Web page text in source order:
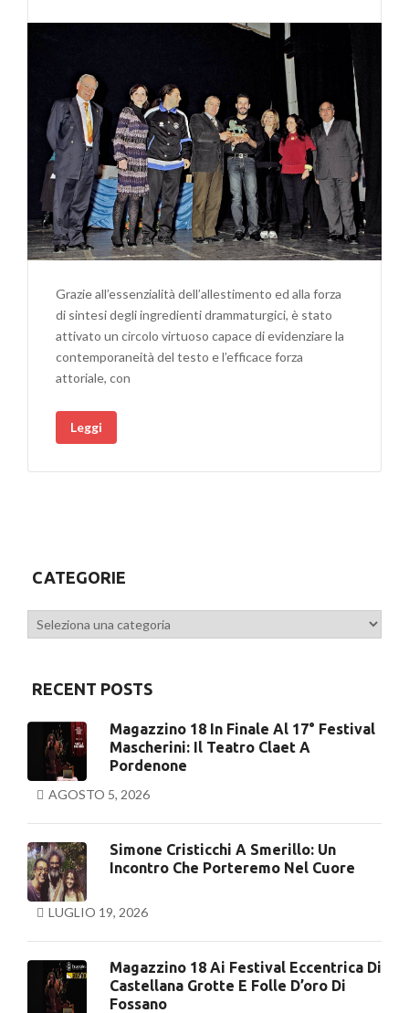
Grazie all’essenzialità dell’allestimento ed alla forza
di sintesi degli ingredienti drammaturgici, è stato
attivato un circolo virtuoso capace di evidenziare la
contemporaneità del testo e l’efficace forza
attoriale, con
Leggi
CATEGORIE
Categorie
RECENT POSTS
Magazzino 18 In Finale Al 17° Festival
Mascherini: Il Teatro Claet A
Pordenone
AGOSTO 5, 2026
Simone Cristicchi A Smerillo: Un
Incontro Che Porteremo Nel Cuore
LUGLIO 19, 2026
Magazzino 18 Ai Festival Eccentrica Di
Castellana Grotte E Folle D’oro Di
Fossano